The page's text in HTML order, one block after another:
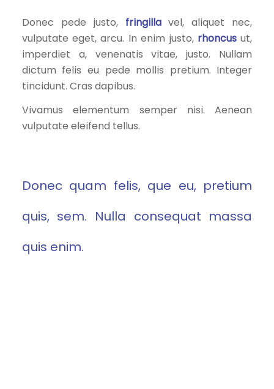
Donec pede justo, fringillavel, aliquet nec,
vulputate eget, arcu. In enim justo, rhoncusut,
imperdiet a, venenatis vitae, justo. Nullam
dictum felis eu pede mollis pretium. Integer
tincidunt. Cras dapibus.
Vivamus elementum semper nisi. Aenean
vulputate eleifend tellus.
Donec quam felis, que eu, pretium
quis, sem. Nulla consequat massa
quis enim.